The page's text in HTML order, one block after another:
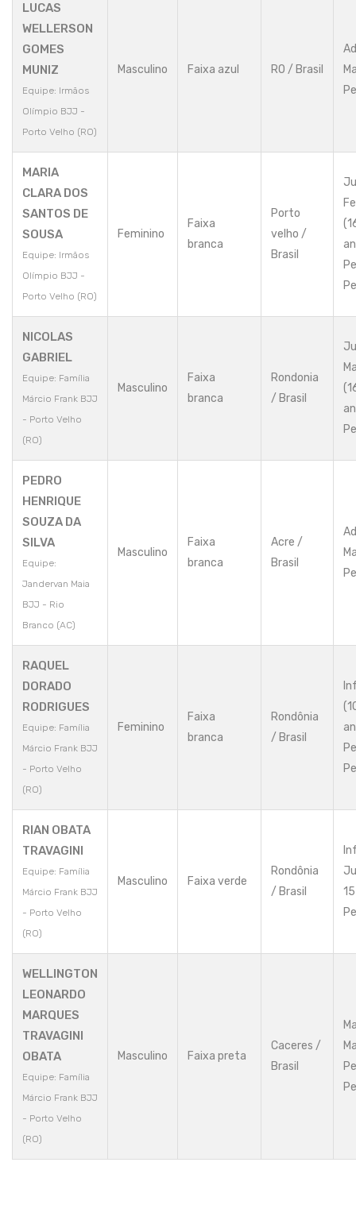
LUCAS
WELLERSON
GOMES
MUNIZ
Equipe: Irmãos
Olímpio BJJ -
Porto Velho (RO)
Masculino Faixa azul RO / Brasil
MARIA
CLARA DOS
SANTOS DE
SOUSA
Equipe: Irmãos
Olímpio BJJ -
Porto Velho (RO)
Feminino
Faixa
branca
Porto
velho /
Brasil
NICOLAS
GABRIEL
Equipe: Família
Márcio Frank BJJ
- Porto Velho
(RO)
Masculino
Faixa
branca
Rondonia
/ Brasil
PEDRO
HENRIQUE
SOUZA DA
SILVA
Equipe:
Jandervan Maia
BJJ - Rio
Branco (AC)
Masculino
Faixa
branca
Acre /
Brasil
RAQUEL
DORADO
RODRIGUES
Equipe: Família
Márcio Frank BJJ
- Porto Velho
(RO)
Feminino
Faixa
branca
Rondônia
/ Brasil
RIAN OBATA
TRAVAGINI
Equipe: Família
Márcio Frank BJJ
- Porto Velho
(RO)
Masculino Faixa verde
Rondônia
/ Brasil
WELLINGTON
LEONARDO
MARQUES
TRAVAGINI
OBATA
Equipe: Família
Márcio Frank BJJ
- Porto Velho
(RO)
Masculino Faixa preta
Caceres /
Brasil